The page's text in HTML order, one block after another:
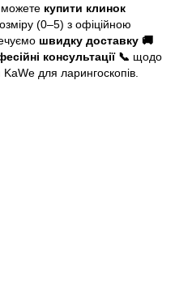
можете купити клинок
(0–5) з офіційною
швидку доставку 🚚
консультації 📞 щодо
для ларингоскопів.